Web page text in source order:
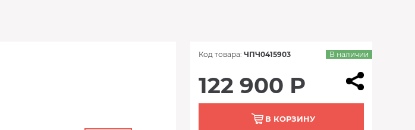
Код товара: ЧПЧ0415903 В наличии
122 900 Р
В КОРЗИНУ